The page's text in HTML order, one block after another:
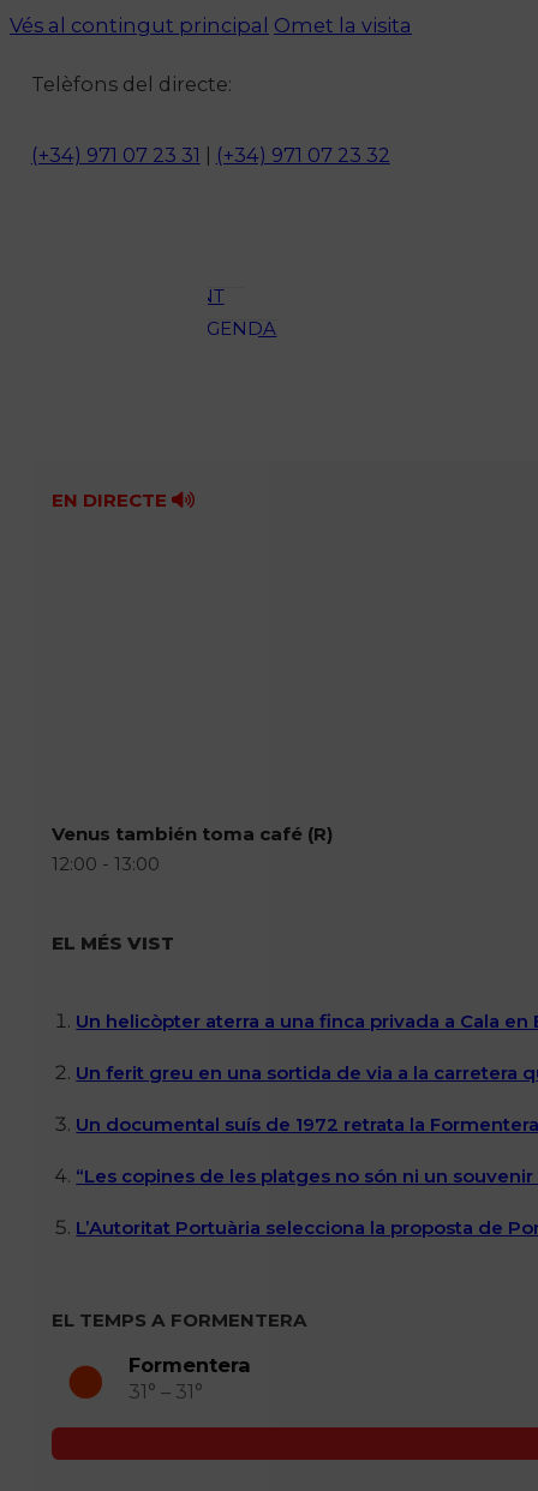
Vés al contingut principal Omet la visita
Telèfons del directe:
(+34) 971 07 23 31 (+34) 971 07 23 32
OCI
AMBIENT
AGENDA
Fes-te'n soci!
EN DIRECTE
Venus también toma café (R)
12:00 - 13:00
EL MÉS VIST
Un helicòpter aterra a una finca privada a Cala
Un ferit greu en una sortida de via a la carretera
Un documental suís de 1972 retrata la
“Les copines de les platges no són ni un
L’Autoritat Portuària selecciona la proposta de
EL TEMPS A FORMENTERA
Formentera
31° – 31°